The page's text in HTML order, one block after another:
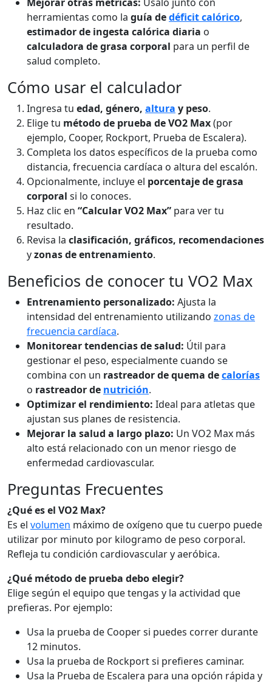
herramientas como la guía dedéficit calórico,
estimador de ingesta calórica diaria o
calculadora de grasa corporal para un perfil de
salud completo.
Cómo usar el calculador
Ingresa tu edad, género, altura y peso.
Elige tu método de prueba de VO2 Max(por
ejemplo, Cooper, Rockport, Prueba de Escalera).
Completa los datos específicos de la prueba como
distancia, frecuencia cardíaca o altura del escalón.
Opcionalmente, incluye el porcentaje de grasa
corporal si lo conoces.
Haz clic en “Calcular VO2 Max” para ver tu
resultado.
Revisa la clasificación, gráficos, recomendaciones
yzonas de entrenamiento.
Beneficios de conocer tu VO2 Max
Entrenamiento personalizado: Ajusta la
intensidad del entrenamiento utilizando zonas de
frecuencia cardíaca.
Monitorear tendencias de salud: Útil para
gestionar el peso, especialmente cuando se
combina con un rastreador de quema decalorías
o rastreador de nutrición.
Optimizar el rendimiento: Ideal para atletas que
ajustan sus planes de resistencia.
Mejorar la salud a largo plazo: Un VO2 Max más
alto está relacionado con un menor riesgo de
enfermedad cardiovascular.
Preguntas Frecuentes
¿Qué es el VO2 Max?
Es el volumen máximo de oxígeno que tu cuerpo puede
utilizar por minuto por kilogramo de peso corporal.
Refleja tu condición cardiovascular y aeróbica.
¿Qué método de prueba debo elegir?
Elige según el equipo que tengas y la actividad que
prefieras. Por ejemplo:
Usa la prueba de Cooper si puedes correr durante
12 minutos.
Usa la prueba de Rockport si prefieres caminar.
Usa la Prueba de Escalera para una opción rápida y